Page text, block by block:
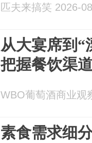
匹夫来搞笑 2026-
从大宴席到“
把握餐饮渠
WBO葡萄酒商业观
素食需求细